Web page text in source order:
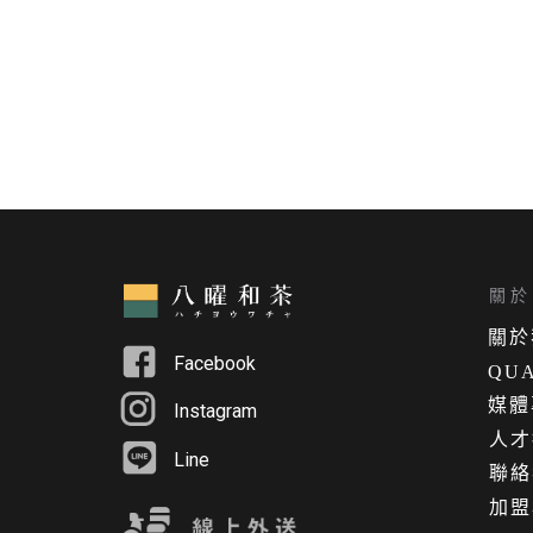
Facebook
人
Instagram
關
關 於
媒
Line
聯
加